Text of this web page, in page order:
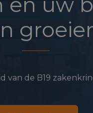
van de B19